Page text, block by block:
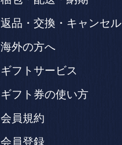
返品・交換・キャンセル
海外の方へ
ギフトサービス
ギフト券の使い方
会員規約
会員登録